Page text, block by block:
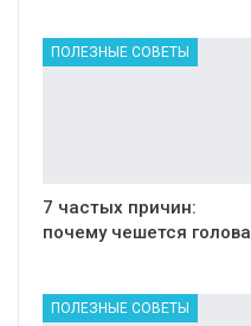
ПОЛЕЗНЫЕ СОВЕТЫ
7 частых причин:
почему чешется голова
ПОЛЕЗНЫЕ СОВЕТЫ